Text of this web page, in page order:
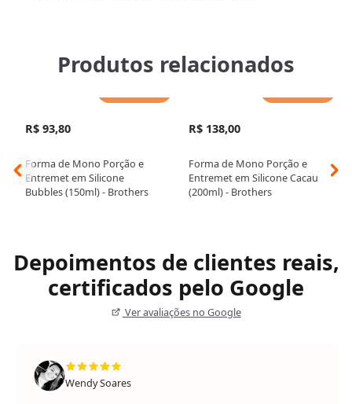
Produtos relacionados
R$ 93,80
Forma de Mono Porção e
Entremet em Silicone
Bubbles (150ml) - Brothers
R$ 138,00
Forma de Mono Porção e
Entremet em Silicone Cacau
(200ml) - Brothers
Depoimentos de clientes reais,
certificados pelo Google
Ver avaliações no Google
Wendy Soares